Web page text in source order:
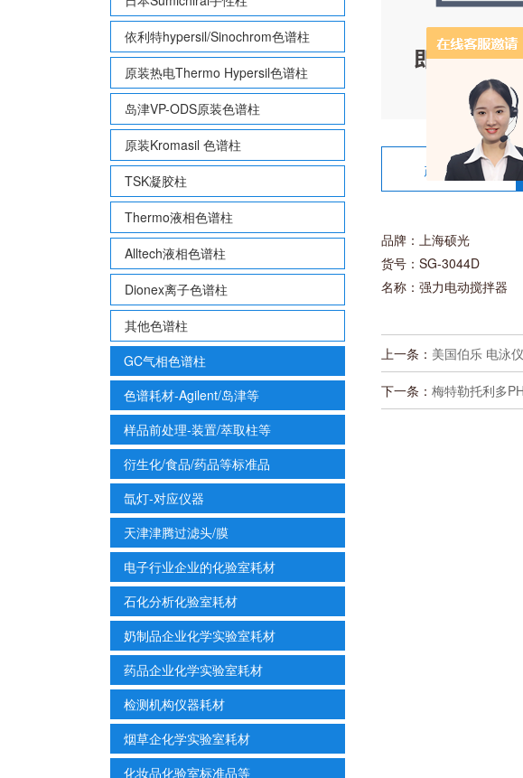
依利特hypersil/Sinochrom色谱柱
原装热电Thermo Hypersil色谱柱
岛津VP-ODS原装色谱柱
原装Kromasil 色谱柱
TSK凝胶柱
Thermo液相色谱柱
Alltech液相色谱柱
Dionex离子色谱柱
其他色谱柱
GC气相色谱柱
色谱耗材-Agilent/岛津等
样品前处理-装置/萃取柱等
衍生化/食品/药品等标准品
氙灯-对应仪器
天津津腾过滤头/膜
电子行业企业的化验室耗材
石化分析化验室耗材
奶制品企业化学实验室耗材
药品企业化学实验室耗材
检测机构仪器耗材
烟草企化学实验室耗材
化妆品化验室标准品等
产品详情
品牌：上海硕光
货号：SG-3044D
名称：强力电动搅拌器
上一条： 美国伯乐 电泳
下一条： 梅特勒托利多